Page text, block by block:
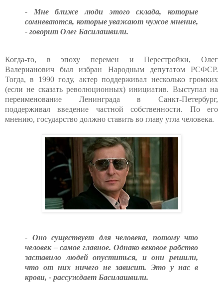
- Мне ближе люди этого склада, которые
сомневаются, которые уважают чужое мнение,
- говорит Олег Басилашвили.
Когда-то, в эпоху перемен и Перестройки, Олег
Валерианович был избран Народным депутатом РСФСР.
Тогда, в 1990 году, актер поддерживал несколько громких
(если не сказать революционных) инициатив. Выступал на
переименование Ленинграда в Санкт-Петербург,
поддерживал введение частной собственности. По его
мнению, государство должно ставить во главу угла человека.
- Оно существует для человека, потому что
человек – самое главное. Однако вековое рабство
заставило людей опуститься, и они решили,
что от них ничего не зависит. Это у нас в
крови, - рассуждает Басилашвили.